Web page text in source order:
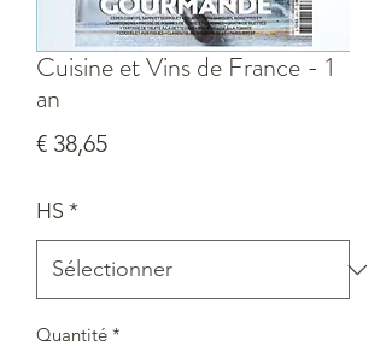
Cuisine et Vins de France - 1
an
€ 38,65Prix
HS *
Quantité *